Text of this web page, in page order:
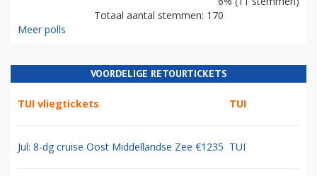
Totaal aantal stemmen: 170
Meer polls
VOORDELIGE RETOURTICKETS
TUI vliegtickets TUI
Jul: 8-dg cruise Oost Middellandse Zee €1235 TUI